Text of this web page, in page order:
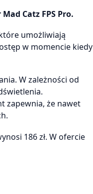
Catz FPS Pro.
umożliwiają
w momencie kiedy
W zależności od
zapewnia, że nawet
186 zł. W ofercie